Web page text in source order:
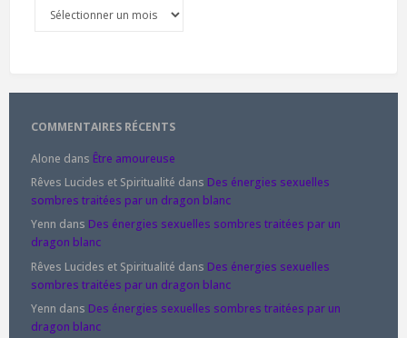
COMMENTAIRES RÉCENTS
Alone dans Être amoureuse
Rêves Lucides et Spiritualité dans Des énergies sexuelles
sombres traitées par un dragon blanc
Yenn dans Des énergies sexuelles sombres traitées par un
dragon blanc
Rêves Lucides et Spiritualité dans Des énergies sexuelles
sombres traitées par un dragon blanc
Yenn dans Des énergies sexuelles sombres traitées par un
dragon blanc